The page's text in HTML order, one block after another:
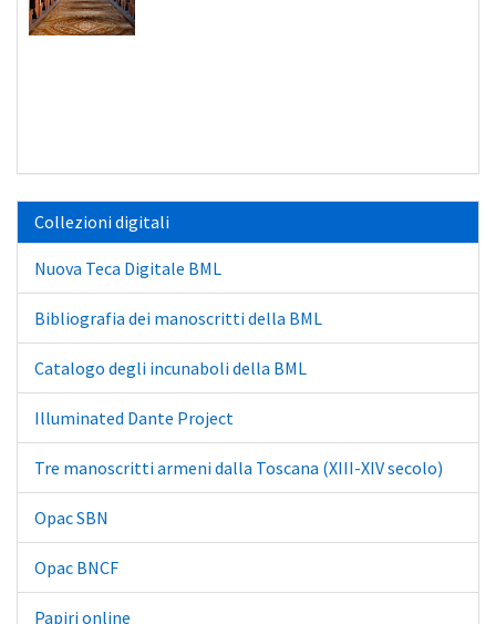
Collezioni digitali
Nuova Teca Digitale BML
Bibliografia dei manoscritti della BML
Catalogo degli incunaboli della BML
Illuminated Dante Project
Tre manoscritti armeni dalla Toscana (XIII-XIV secolo)
Opac SBN
Opac BNCF
Papiri online